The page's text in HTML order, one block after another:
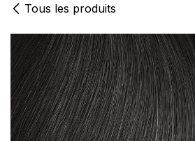
Tous les produits